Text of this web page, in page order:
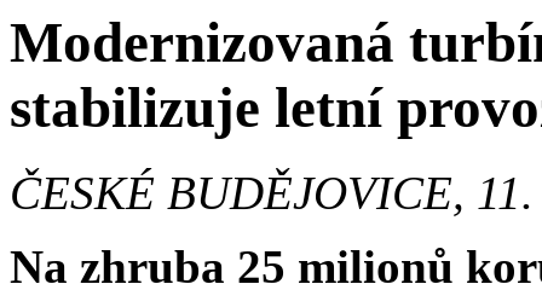
Modernizovaná
stabilizuje letní
ČESKÉ BUDĚJOVICE,
Na zhruba 25 milionů